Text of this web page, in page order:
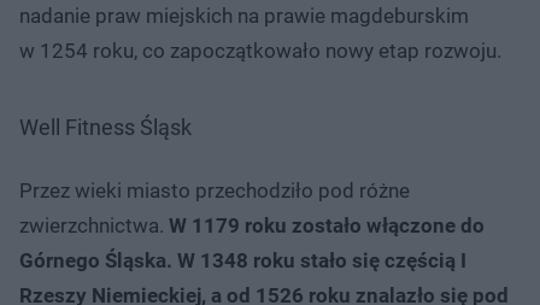
nadanie praw miejskich na prawie magdeburskim
w 1254 roku, co zapoczątkowało nowy etap rozwoju.
Well Fitness Śląsk
Przez wieki miasto przechodziło pod różne
zwierzchnictwa. W 1179 roku zostało włączone do
Górnego Śląska. W 1348 roku stało się częścią I
Rzeszy Niemieckiej, a od 1526 roku znalazło się pod